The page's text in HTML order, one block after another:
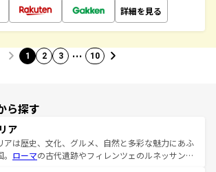
詳細を見る
1 2 3 … 10
ら探す
ア
アは歴史、文化、グルメ、自然と多彩な魅力にあふ
ローマの古代遺跡やフィレンツェのルネッサンス